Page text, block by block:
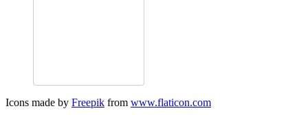
Icons made by Freepik from www.flaticon.com